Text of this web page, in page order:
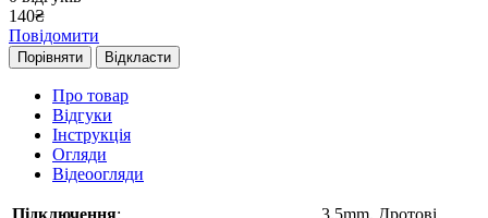
140₴
Повідомити
Порівняти Відкласти
Про товар
Відгуки
Інструкція
Огляди
Відеоогляди